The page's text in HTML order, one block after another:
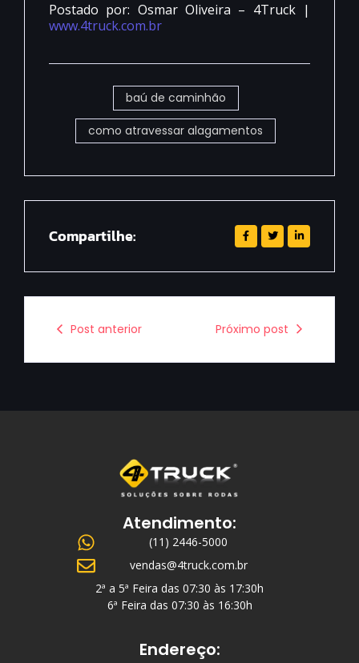
Postado por: Osmar Oliveira – 4Truck |
www.4truck.com.br
baú de caminhão
como atravessar alagamentos
Compartilhe:
Post anterior Próximo post
Atendimento:
(11) 2446-5000
vendas@4truck.com.br
2ª a 5ª Feira das 07:30 às 17:30h
6ª Feira das 07:30 às 16:30h
Endereço: